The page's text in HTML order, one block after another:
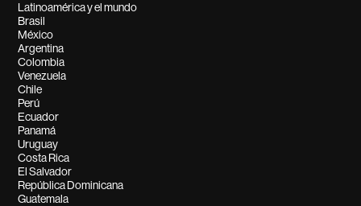
Latinoamérica y el mundo
Brasil
México
Argentina
Colombia
Venezuela
Chile
Perú
Ecuador
Panamá
Uruguay
Costa Rica
El Salvador
República Dominicana
Guatemala